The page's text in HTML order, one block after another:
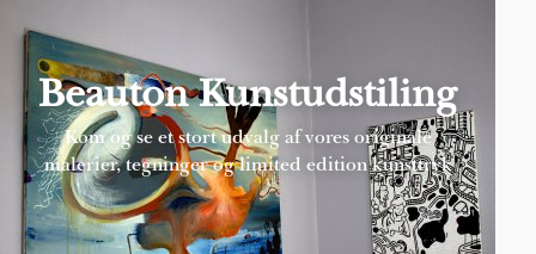
Beauton Kunstudstiling
Kom og se et stort udvalg af vores originale
malerier, tegninger og limited edition kunsttryk